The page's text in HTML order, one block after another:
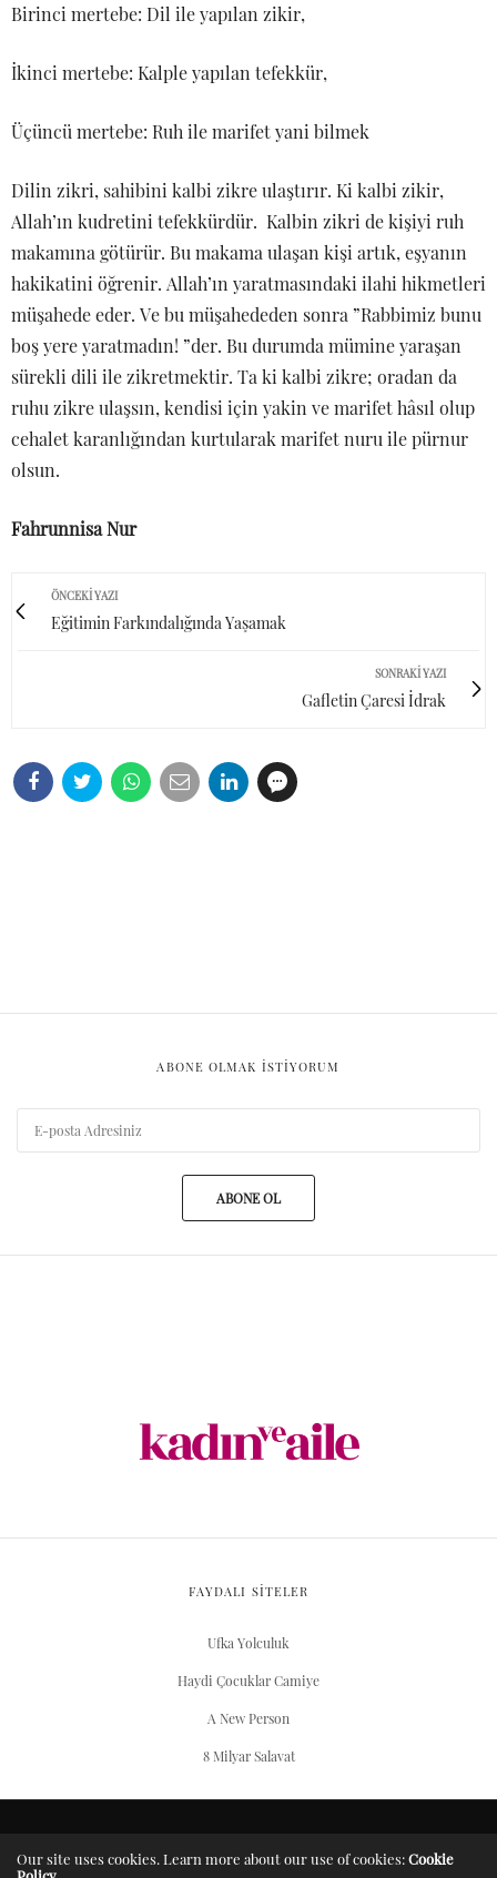
Birinci mertebe: Dil ile yapılan zikir,
İkinci mertebe: Kalple yapılan tefekkür,
Üçüncü mertebe: Ruh ile marifet yani bilmek
Dilin zikri, sahibini kalbi zikre ulaştırır. Ki kalbi zikir,
Allah’ın kudretini tefekkürdür. Kalbin zikri de kişiyi ruh
makamına götürür. Bu makama ulaşan kişi artık, eşyanın
hakikatini öğrenir. Allah’ın yaratmasındaki ilahi hikmetleri
müşahede eder. Ve bu müşahededen sonra ”Rabbimiz bunu
boş yere yaratmadın! ”der. Bu durumda mümine yaraşan
sürekli dili ile zikretmektir. Ta ki kalbi zikre; oradan da
ruhu zikre ulaşsın, kendisi için yakin ve marifet hâsıl olup
cehalet karanlığından kurtularak marifet nuru ile pürnur
olsun.
Fahrunnisa Nur
ÖNCEKI YAZI
Eğitimin Farkındalığında Yaşamak
SONRAKI YAZI
Gafletin Çaresi İdrak
ABONE OLMAK ISTIYORUM
ABONE OL
FAYDALI SİTELER
Ufka Yolculuk
Haydi Çocuklar Camiye
A New Person
8 Milyar Salavat
Our site uses cookies. Learn more about our use of cookies:Cookie